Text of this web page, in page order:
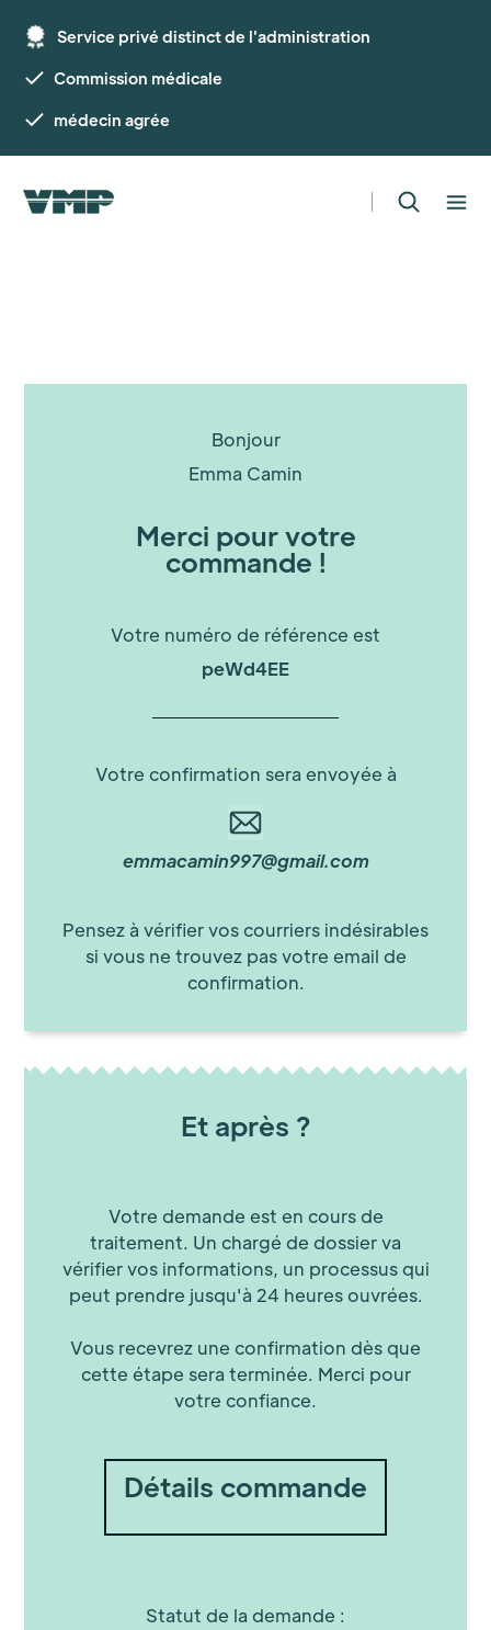
Service privé distinct de l'administration
Commission médicale
médecin agrée
Bonjour
Emma Camin
Merci pour votre
commande !
Votre numéro de référence est
peWd4EE
Votre confirmation sera envoyée à
emmacamin997@gmail.com
Pensez à vérifier vos courriers indésirables
si vous ne trouvez pas votre email de
confirmation.
Et après ?
Votre demande est en cours de
traitement. Un chargé de dossier va
vérifier vos informations, un processus qui
peut prendre jusqu'à 24 heures ouvrées.
Vous recevrez une confirmation dès que
cette étape sera terminée. Merci pour
votre confiance.
Détails commande
Statut de la demande :